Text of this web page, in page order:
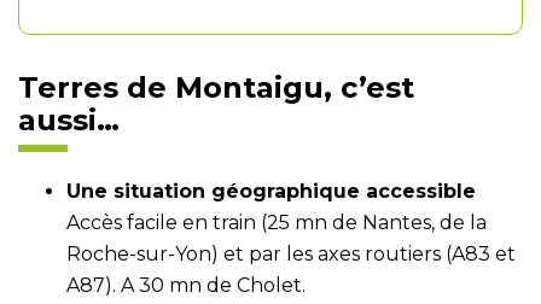
Terres de Montaigu, c’est
aussi…
Une situation géographique accessible
Accès facile en train (25 mn de Nantes, de la
Roche-sur-Yon) et par les axes routiers (A83 et
A87). A 30 mn de Cholet.